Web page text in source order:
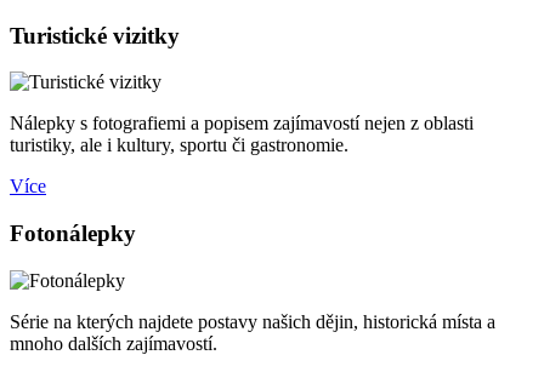
Turistické vizitky
Nálepky s fotografiemi a popisem zajímavostí nejen z oblasti
turistiky, ale i kultury, sportu či gastronomie.
Více
Fotonálepky
Série na kterých najdete postavy našich dějin, historická místa a
mnoho dalších zajímavostí.